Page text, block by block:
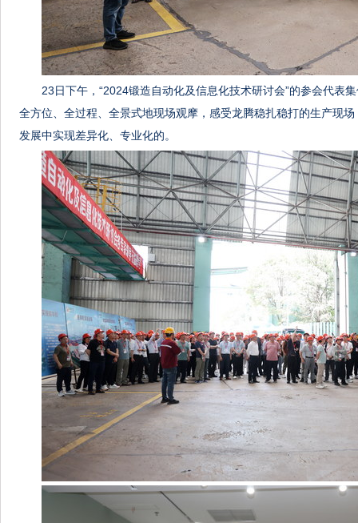
23日下午，“2024锻造自动化及信息化技术研讨会”的参会代表
全方位、全过程、全景式地现场观摩，感受龙腾稳扎稳打的生产现
发展中实现差异化、专业化的。